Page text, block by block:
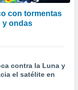
con tormentas
y ondas
contra la Luna y
el satélite en